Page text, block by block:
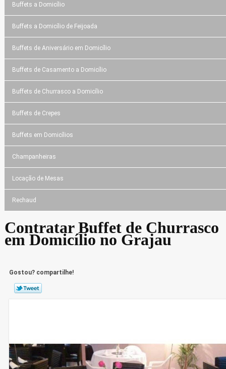
Buffets a Domicílio
Buffets a Domicílio de Feijoada
Buffets de Aniversário em Domicílio
Buffets de Casamento a Domicílio
Buffets de Churrasco a Domicílio
Buffets de Crepes
Buffets em Domicílios
Champanheiras
Locação de Mesas
Rechaud
Contratar Buffet de Churrasco
em Domicílio no Grajau
Gostou? compartilhe!